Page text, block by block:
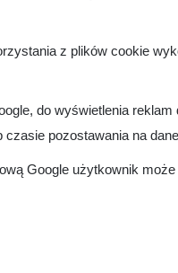
z plików cookie
do wyświetlenia
pozostawania na
Google użytkownik